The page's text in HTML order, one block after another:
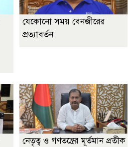
যেকোনো সময় বেনজীরের
প্রত্যাবর্তন
নেতৃত্ব ও গণতন্ত্রের মূর্তমান প্রতীক